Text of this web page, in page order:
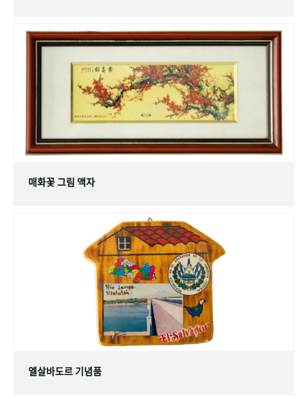
매화꽃 그림 액자
엘살바도르 기념품